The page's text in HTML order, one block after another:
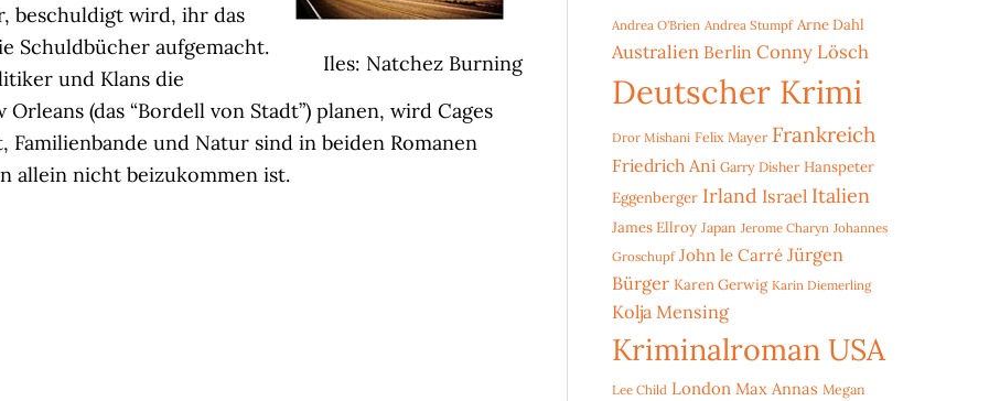
Iles: Natchez Burning
beschuldigt wird, ihr das
Schuldbücher aufgemacht.
und Klans die
(das “Bordell von Stadt”) planen, wird Cages
und Natur sind in beiden Romanen
allein nicht beizukommen ist.
Andrea O'Brien Andrea Stumpf Arne Dahl
Australien Berlin Conny Lösch
Deutscher Krimi
Dror Mishani Felix Mayer Frankreich
Friedrich Ani Garry Disher Hanspeter
Eggenberger Irland Israel Italien
James Ellroy Japan Jerome Charyn Johannes
Groschupf John le Carré Jürgen
Bürger Karen Gerwig Karin Diemerling
Kolja Mensing
Kriminalroman USA
Lee Child London Max Annas Megan